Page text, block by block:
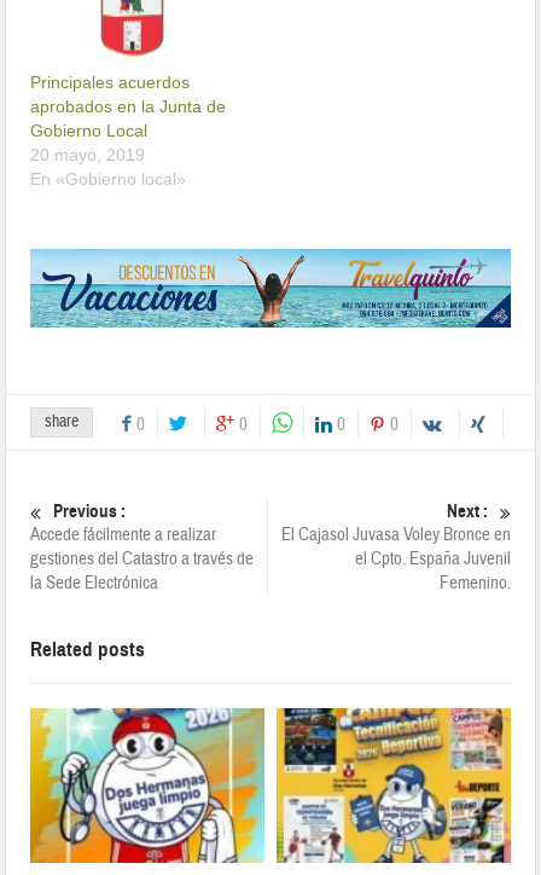
Principales acuerdos
aprobados en la Junta de
Gobierno Local
20 mayo, 2019
En «Gobierno local»
share 0 0 0 0
Previous :
Accede fácilmente a realizar
gestiones del Catastro a través de
la Sede Electrónica
Next :
El Cajasol Juvasa Voley Bronce en
el Cpto. España Juvenil
Femenino.
Related posts